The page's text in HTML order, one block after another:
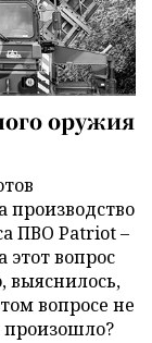
оружия
производство
ПВО Patriot –
вопрос
выяснилось,
вопросе не